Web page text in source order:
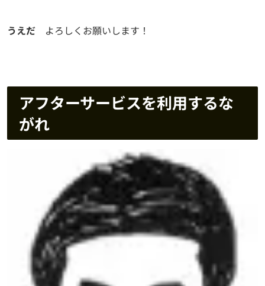
うえだ よろしくお願いします！
アフターサービスを利用するな
がれ